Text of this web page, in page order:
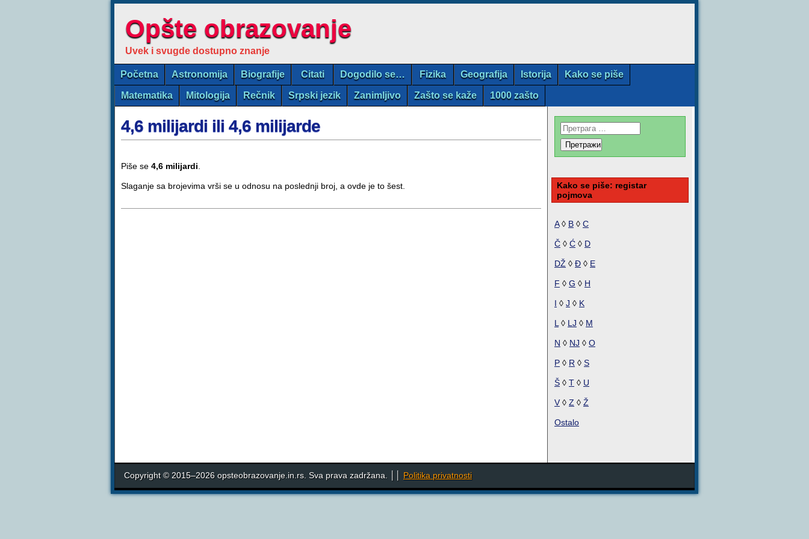
Opšte obrazovanje
Uvek i svugde dostupno znanje
Početna Astronomija Biografije Citati Dogodilo se… Fizika Geografija Istorija Kako se piše
Matematika Mitologija Rečnik Srpski jezik Zanimljivo Zašto se kaže 1000 zašto
4,6 milijardi ili 4,6 milijarde
Piše se 4,6 milijardi
Slaganje sa brojevima vrši se u odnosu na poslednji broj, a ovde je to šest.
Kako se piše: registar
pojmova
A◊ B ◊ C
Č ◊ Ć ◊ D
DŽ ◊ Đ ◊ E
F ◊ G ◊ H
I ◊ J ◊ K
L ◊ LJ ◊ M
N ◊ NJ ◊ O
P ◊ R ◊ S
Š ◊ T ◊ U
V ◊ Z ◊ Ž
Ostalo
Copyright © 2015–2026 opsteobrazovanje.in.rs. Sva prava zadržana. ││ Politika privatnosti